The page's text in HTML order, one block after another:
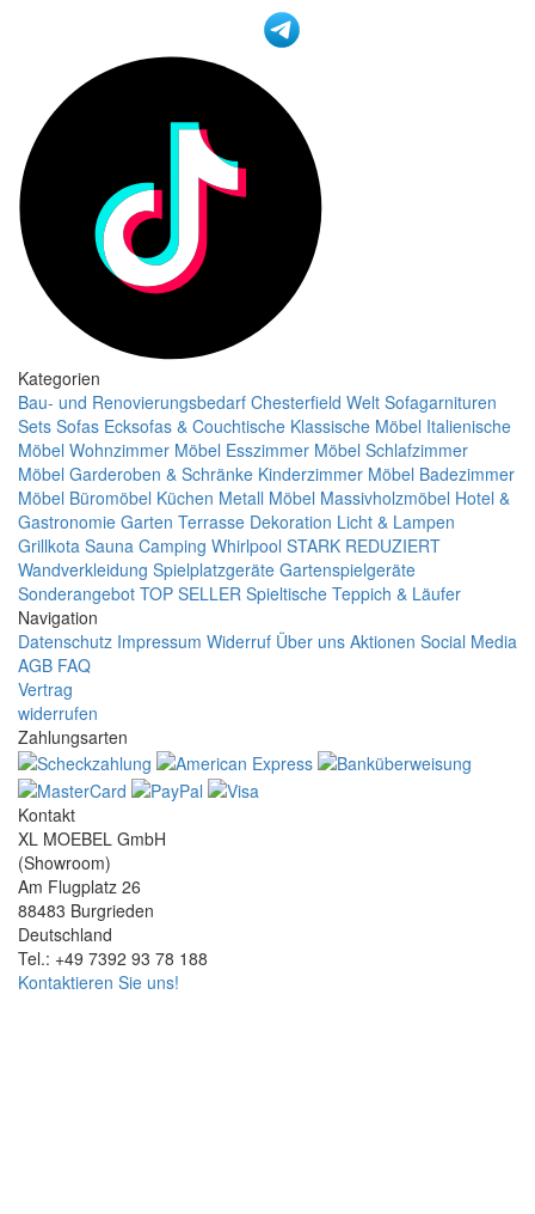
Kategorien
Bau- und Renovierungsbedarf Chesterfield Welt Sofagarnituren
Sets Sofas Ecksofas & Couchtische Klassische Möbel Italienische
Möbel Wohnzimmer Möbel Esszimmer Möbel Schlafzimmer
Möbel Garderoben & Schränke Kinderzimmer Möbel Badezimmer
Möbel Büromöbel Küchen Metall Möbel Massivholzmöbel Hotel &
Gastronomie Garten Terrasse Dekoration Licht & Lampen
Grillkota Sauna Camping Whirlpool STARK REDUZIERT
Wandverkleidung Spielplatzgeräte Gartenspielgeräte
Sonderangebot TOP SELLER Spieltische Teppich & Läufer
Navigation
Datenschutz Impressum Widerruf Über uns Aktionen Social Media
AGB FAQ
Vertrag
widerrufen
Zahlungsarten
Kontakt
XL MOEBEL GmbH
(Showroom)
Am Flugplatz 26
88483 Burgrieden
Deutschland
Tel.: +49 7392 93 78 188
Kontaktieren Sie uns!